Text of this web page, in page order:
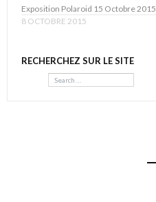
Exposition Polaroid 15 Octobre 2015
8 OCTOBRE 2015
RECHERCHEZ SUR LE SITE
Search